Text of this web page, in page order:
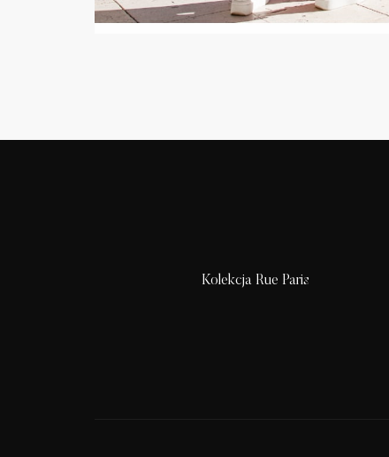
Kolekcja Rue Paris